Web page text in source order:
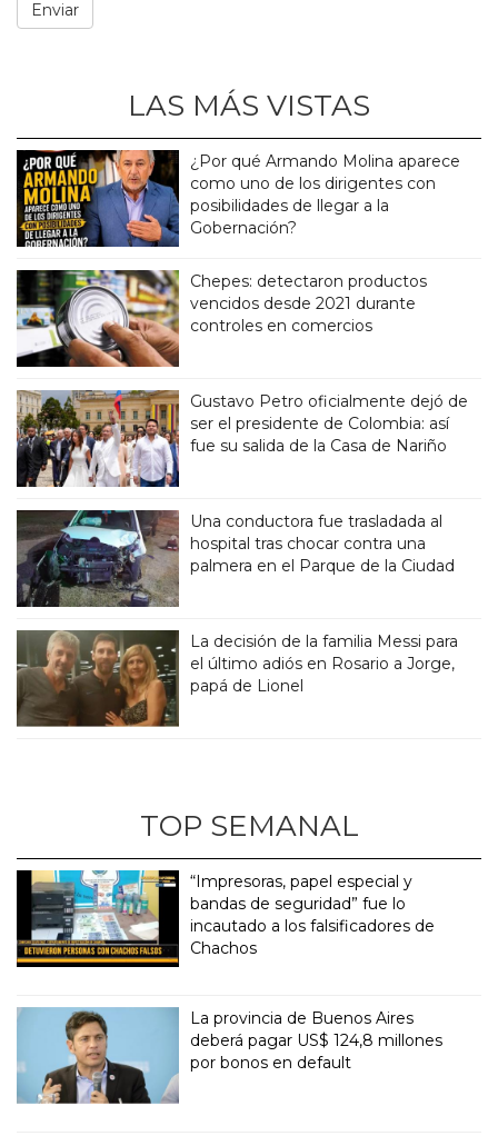
LAS MÁS VISTAS
¿Por qué Armando Molina aparece
como uno de los dirigentes con
posibilidades de llegar a la
Gobernación?
Chepes: detectaron productos
vencidos desde 2021 durante
controles en comercios
Gustavo Petro oficialmente dejó de
ser el presidente de Colombia: así
fue su salida de la Casa de Nariño
Una conductora fue trasladada al
hospital tras chocar contra una
palmera en el Parque de la Ciudad
La decisión de la familia Messi para
el último adiós en Rosario a Jorge,
papá de Lionel
TOP SEMANAL
“Impresoras, papel especial y
bandas de seguridad” fue lo
incautado a los falsificadores de
Chachos
La provincia de Buenos Aires
deberá pagar US$ 124,8 millones
por bonos en default